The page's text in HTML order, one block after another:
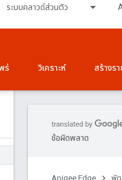
ระบบคลาวด์ส่วนตัว
ร่ วิเคราะห์ สร้างร
ข้อผิดพลาด
Apigee Edge พั